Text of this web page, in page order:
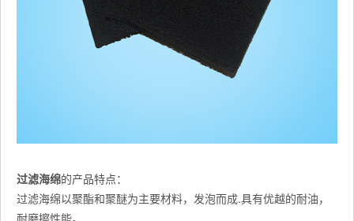
过滤海绵的产品特点：
过滤海绵以聚酯和聚醚为主要材料，发泡而成.具有优越的耐油，